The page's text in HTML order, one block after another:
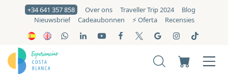
+34 641 357 858 Over ons Traveller Trip 2024
Blog
Nieuwsbrief
Cadeaubonnen ⚡️ Oferta Recensies